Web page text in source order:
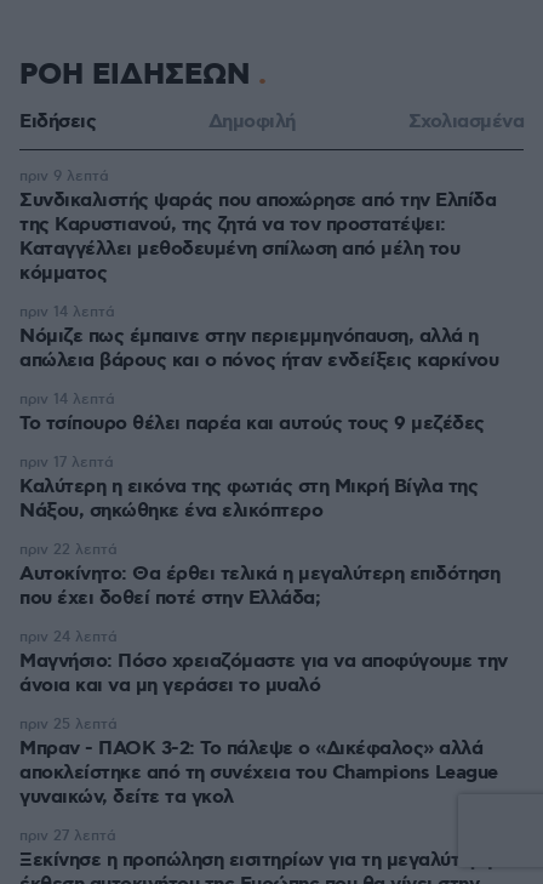
ΡΟΗ ΕΙΔΗΣΕΩΝ
Ειδήσεις Δημοφιλή Σχολιασμένα
Συνδικαλιστής ψαράς που αποχώρησε από την Ελπίδα
της Καρυστιανού, της ζητά να τον προστατέψει:
Καταγγέλλει μεθοδευμένη σπίλωση από μέλη του
κόμματος
πριν 9 λεπτά
Νόμιζε πως έμπαινε στην περιεμμηνόπαυση, αλλά η
απώλεια βάρους και ο πόνος ήταν ενδείξεις καρκίνου
πριν 14 λεπτά
Το τσίπουρο θέλει παρέα και αυτούς τους 9 μεζέδες
πριν 14 λεπτά
Καλύτερη η εικόνα της φωτιάς στη Μικρή Βίγλα της
Νάξου, σηκώθηκε ένα ελικόπτερο
πριν 17 λεπτά
Αυτοκίνητο: Θα έρθει τελικά η μεγαλύτερη επιδότηση
που έχει δοθεί ποτέ στην Ελλάδα;
πριν 22 λεπτά
Μαγνήσιο: Πόσο χρειαζόμαστε για να αποφύγουμε την
άνοια και να μη γεράσει το μυαλό
πριν 24 λεπτά
Μπραν - ΠΑΟΚ 3-2: Το πάλεψε ο «Δικέφαλος» αλλά
αποκλείστηκε από τη συνέχεια του Champions League
γυναικών, δείτε τα γκολ
πριν 25 λεπτά
Ξεκίνησε η προπώληση εισιτηρίων για τη μεγαλύτερη
πριν 27 λεπτά